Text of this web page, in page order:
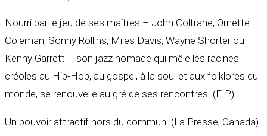
Nourri par le jeu de ses maîtres – John Coltrane, Ornette
Coleman, Sonny Rollins, Miles Davis, Wayne Shorter ou
Kenny Garrett – son jazz nomade qui mêle les racines
créoles au Hip-Hop, au gospel, à la soul et aux folklores du
monde, se renouvelle au gré de ses rencontres. (FIP)
Un pouvoir attractif hors du commun. (La Presse, Canada)